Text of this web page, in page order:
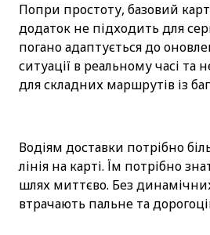
Попри простоту, базовий
додаток не підходить для
погано адаптується до
ситуації в реальному часі та
для складних маршрутів із
Водіям доставки потрібно
лінія на карті. Їм потрібно
шлях миттєво. Без
втрачають пальне та